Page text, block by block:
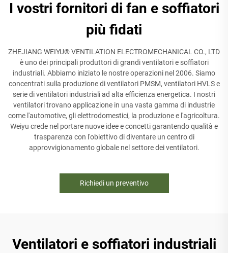
I vostri fornitori di fan e soffiatori
più fidati
ZHEJIANG WEIYU® VENTILATION ELECTROMECHANICAL CO., LTD
è uno dei principali produttori di grandi ventilatori e soffiatori
industriali. Abbiamo iniziato le nostre operazioni nel 2006. Siamo
concentrati sulla produzione di ventilatori PMSM, ventilatori HVLS e
serie di ventilatori industriali ad alta efficienza energetica. I nostri
ventilatori trovano applicazione in una vasta gamma di industrie
come l'automotive, gli elettrodomestici, la produzione e l'agricoltura.
Weiyu crede nel portare nuove idee e concetti garantendo qualità e
trasparenza con l'obiettivo di diventare un centro di
approvvigionamento globale nel settore dei ventilatori.
Richiedi un preventivo
Ventilatori e soffiatori industriali